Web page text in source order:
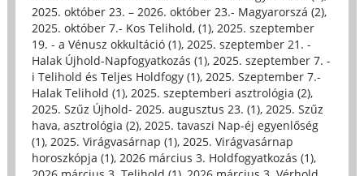
2025. október 23. – 2026. október 23.- Magyarorszá (2),
2025. október 7.- Kos Telihold, (1), 2025. szeptember
19. - a Vénusz okkultáció (1), 2025. szeptember 21. -
Halak Újhold-Napfogyatkozás (1), 2025. szeptember 7. -
i Telihold és Teljes Holdfogy (1), 2025. Szeptember 7.-
Halak Telihold (1), 2025. szeptemberi asztrológia (2),
2025. Szűz Újhold- 2025. augusztus 23. (1), 2025. Szűz
hava, asztrológia (2), 2025. tavaszi Nap-éj egyenlőség
(1), 2025. Virágvasárnap (1), 2025. Virágvasárnap
horoszkópja (1), 2026 március 3. Holdfogyatkozás (1),